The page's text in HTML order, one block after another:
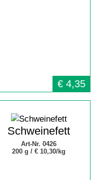
€ 4,35
Schweinefett
Art-Nr. 0426
200 g /€ 10,30/kg